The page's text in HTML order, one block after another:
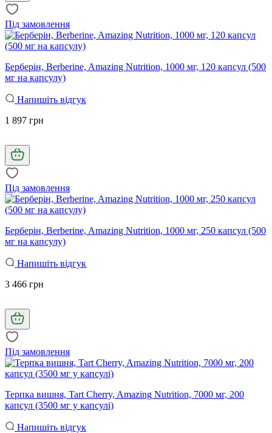
Під замовлення
Берберін, Berberine, Amazing Nutrition, 1000 мг, 120 капсул (500
мг на капсулу)
Напишіть відгук
1 897 грн
Під замовлення
Берберін, Berberine, Amazing Nutrition, 1000 мг, 250 капсул (500
мг на капсулу)
Напишіть відгук
3 466 грн
Під замовлення
Терпка вишня, Tart Cherry, Amazing Nutrition, 7000 мг, 200
капсул (3500 мг у капсулі)
Напишіть відгук